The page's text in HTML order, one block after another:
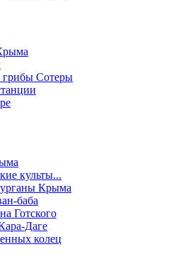
Сотеры
культы...
Крыма
баба
Готского
Даге
колец